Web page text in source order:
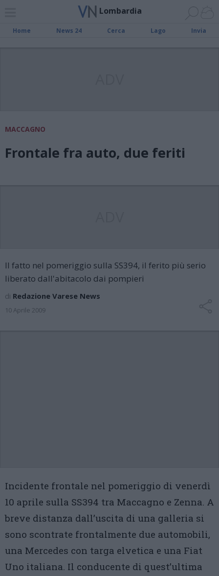
Lombardia
Home News 24 Cerca Lago Invia
MACCAGNO
Frontale fra auto, due feriti
Il fatto nel pomeriggio sulla SS394, il ferito più serio
liberato dall'abitacolo dai pompieri
di Redazione Varese News
10 Aprile 2009
Incidente frontale nel pomeriggio di venerdì
10 aprile sulla SS394 tra Maccagno e Zenna. A
breve distanza dall’uscita di una galleria si
sono scontrate frontalmente due automobili,
una Mercedes con targa elvetica e una Fiat
Uno italiana. Il conducente di quest’ultima